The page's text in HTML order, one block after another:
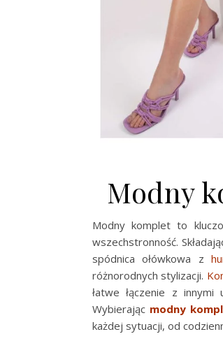
Modny
Modny komplet to
wszechstronność.
spódnica ołówkowa z
różnorodnych stylizacji.
łatwe łączenie z innymi
Wybierając modny
każdej sytuacji, od